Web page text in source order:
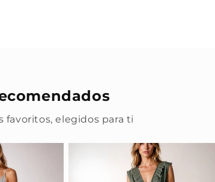
favoritos, elegidos para ti